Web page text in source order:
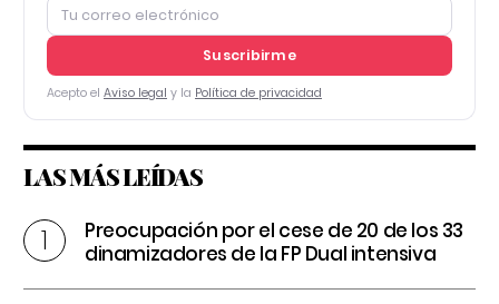
Suscribirme
Acepto el Aviso legal y la Política de privacidad
LAS MÁS LEÍDAS
Preocupación por el cese de 20 de los 33
dinamizadores de la FP Dual intensiva